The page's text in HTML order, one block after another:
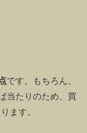
です。もちろん、
当たりのため、買
ます。